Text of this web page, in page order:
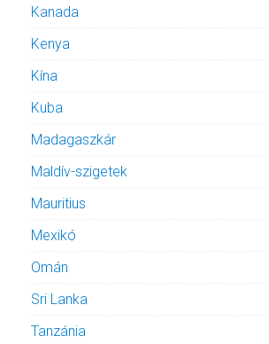
Kanada
Kenya
Kína
Kuba
Madagaszkár
Maldív-szigetek
Mauritius
Mexikó
Omán
Sri Lanka
Tanzánia